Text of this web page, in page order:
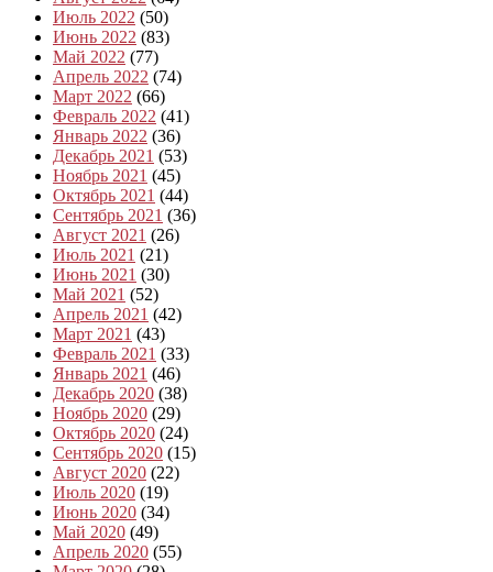
Июль 2022 (50)
Июнь 2022 (83)
Май 2022 (77)
Апрель 2022 (74)
Март 2022 (66)
Февраль 2022 (41)
Январь 2022 (36)
Декабрь 2021 (53)
Ноябрь 2021 (45)
Октябрь 2021 (44)
Сентябрь 2021 (36)
Август 2021 (26)
Июль 2021 (21)
Июнь 2021 (30)
Май 2021 (52)
Апрель 2021 (42)
Март 2021 (43)
Февраль 2021 (33)
Январь 2021 (46)
Декабрь 2020 (38)
Ноябрь 2020 (29)
Октябрь 2020 (24)
Сентябрь 2020 (15)
Август 2020 (22)
Июль 2020 (19)
Июнь 2020 (34)
Май 2020 (49)
Апрель 2020 (55)